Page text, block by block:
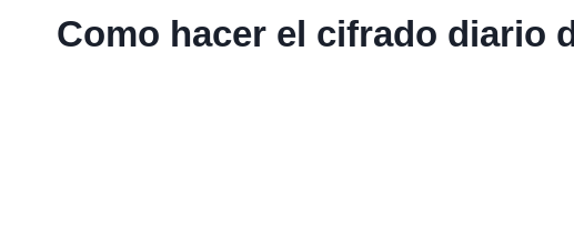
Como hacer el cifrado diario